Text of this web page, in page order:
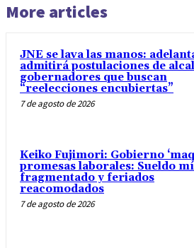
More articles
JNE se lava las manos:
admitirá postulaciones de
gobernadores que buscan
“reelecciones encubiertas”
7 de agosto de 2026
Keiko Fujimori: Gobierno
promesas laborales: Sueldo
fragmentado y feriados
reacomodados
7 de agosto de 2026